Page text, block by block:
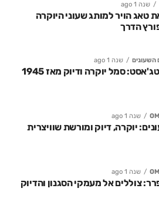
שנה 1 ago
טאג הויר למותג שעוני היוקרה
הדרך
השעונים שנה 1 ago
סמל יוקרה ודיוק מאז 1945
שנה 1 ago
יוקרה, דיוק ומורשת שוויצרית
שנה 1 ago
צוללים אל מעמקי הסגנון והדיוק